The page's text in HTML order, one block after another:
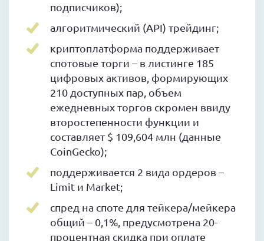
подписчиков);
алгоритмический (API) трейдинг;
криптоплатформа поддерживает
спотовые торги – в листинге 185
цифровых активов, формирующих
210 доступных пар, объем
ежедневных торгов скромен ввиду
второстепенности функции и
составляет $ 109,604 млн (данные
CoinGecko);
поддерживается 2 вида ордеров –
Limit и Market;
спред на споте для тейкера/мейкера
общий – 0,1%, предусмотрена 20-
процентная скидка при оплате